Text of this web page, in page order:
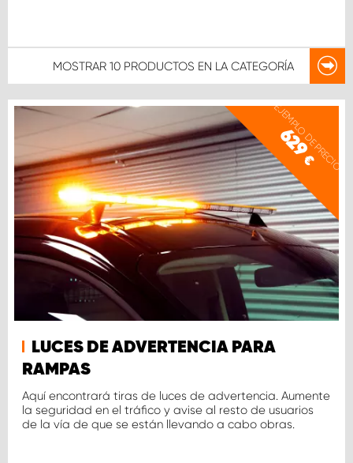
MOSTRAR 10 PRODUCTOS EN LA CATEGORÍA
EJEMPLO DE PRECIO
629
€
LUCES DE ADVERTENCIA PARA
RAMPAS
Aquí encontrará tiras de luces de advertencia. Aumente
la seguridad en el tráfico y avise al resto de usuarios
de la vía de que se están llevando a cabo obras.